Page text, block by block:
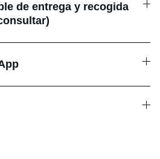
de entrega y recogida